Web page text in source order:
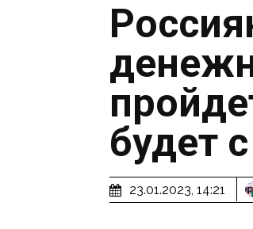
будет
23.01.2023, 14:21